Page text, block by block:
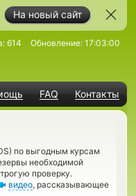
На новый сайт
FAQ Контакты
614 Обновление: 17:03:00
по выгодным курсам
необходимой
проверку.
видео, рассказывающее